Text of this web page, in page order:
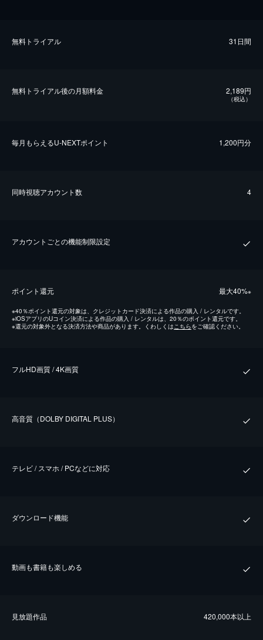
無料トライアル 31日間
無料トライアル後の⽉額料金 2,189円
（税込）
毎⽉もらえるU-NEXTポイント 1,200円分
同時視聴アカウント数 4
アカウントごとの機能制限設定
ポイント還元 最⼤40%※
※40％ポイント還元の対象は、クレジットカード決済による作品の購入 / レンタルです。
※iOSアプリのUコイン決済による作品の購入 / レンタルは、20％のポイント還元です。
※還元の対象外となる決済方法や商品があります。くわしくはこちらをご確認ください。
フルHD画質 / 4K画質
⾼⾳質（DOLBY DIGITAL PLUS）
テレビ / スマホ / PCなどに対応
ダウンロード機能
動画も書籍も楽しめる
⾒放題作品 420,000本以上